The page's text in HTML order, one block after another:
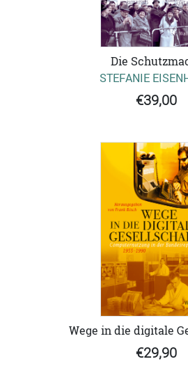
Die
STEFANIE
€39,00
Wege in die digitale
€29,90